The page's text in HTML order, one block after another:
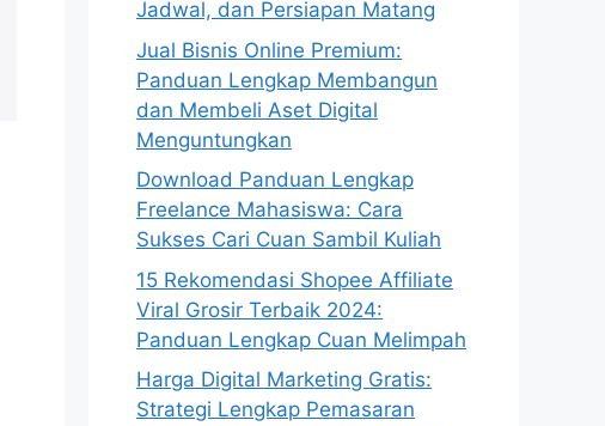
Jadwal, dan Persiapan Matang
Jual Bisnis Online Premium:
Panduan Lengkap Membangun
dan Membeli Aset Digital
Menguntungkan
Download Panduan Lengkap
Freelance Mahasiswa: Cara
Sukses Cari Cuan Sambil Kuliah
15 Rekomendasi Shopee Affiliate
Viral Grosir Terbaik 2024:
Panduan Lengkap Cuan Melimpah
Harga Digital Marketing Gratis:
Strategi Lengkap Pemasaran